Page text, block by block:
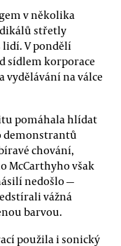
v několika
střetly
lidí. V pondělí
sídlem korporace
na válce
pomáhala hlídat
demonstrantů
chování,
McCarthyho však
nedošlo —
vážná
barvou.
použila i sonický